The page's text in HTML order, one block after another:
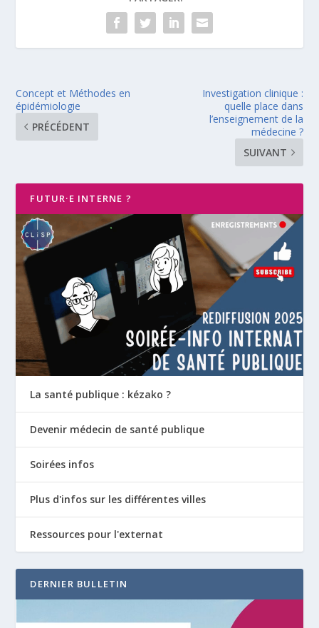
Concept et Méthodes en
épidémiologie
PRÉCÉDENT
Investigation clinique :
quelle place dans
l’enseignement de la
médecine ?
SUIVANT
FUTUR·E INTERNE ?
La santé publique : kézako ?
Devenir médecin de santé publique
Soirées infos
Plus d'infos sur les différentes villes
Ressources pour l'externat
DERNIER BULLETIN